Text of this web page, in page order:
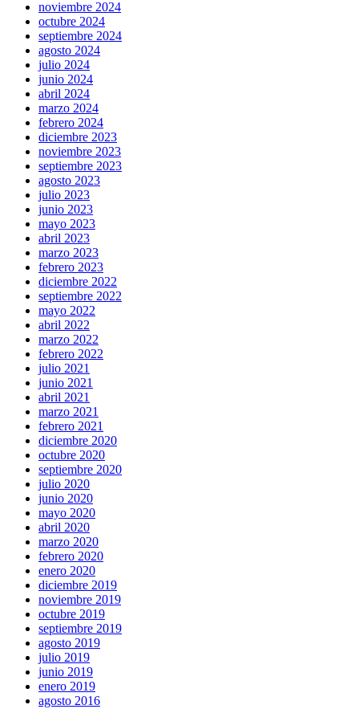
noviembre 2024
octubre 2024
septiembre 2024
agosto 2024
julio 2024
junio 2024
abril 2024
marzo 2024
febrero 2024
diciembre 2023
noviembre 2023
septiembre 2023
agosto 2023
julio 2023
junio 2023
mayo 2023
abril 2023
marzo 2023
febrero 2023
diciembre 2022
septiembre 2022
mayo 2022
abril 2022
marzo 2022
febrero 2022
julio 2021
junio 2021
abril 2021
marzo 2021
febrero 2021
diciembre 2020
octubre 2020
septiembre 2020
julio 2020
junio 2020
mayo 2020
abril 2020
marzo 2020
febrero 2020
enero 2020
diciembre 2019
noviembre 2019
octubre 2019
septiembre 2019
agosto 2019
julio 2019
junio 2019
enero 2019
agosto 2016